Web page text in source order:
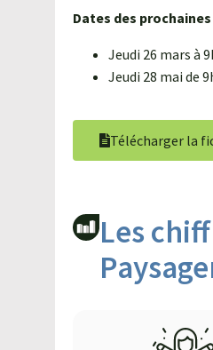
Dates des
Jeudi 26 mars à
Jeudi 28 mai de
Télécharger la
Les